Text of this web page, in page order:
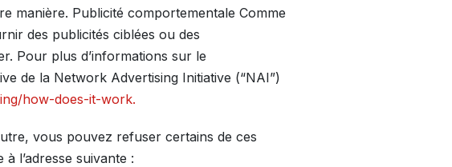
manière. Publicité comportementale Comme
des publicités ciblées ou des
Pour plus d’informations sur le
de la Network Advertising Initiative (“NAI”)
how-does-it-work.
vous pouvez refuser certains de ces
l’adresse suivante :